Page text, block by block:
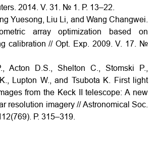
2014. V. 31. № 1. Р. 13–22.
Yuesong, Liu Li, and Wang Changwei.
array optimization based on
calibration // Opt. Exp. 2009. V. 17. №
Acton D.S., Shelton C., Stomski P.,
Lupton W., and Tsubota K. First light
from the Keck II telescope: A new
resolution imagery // Astronomical Soc.
Р. 315–319.